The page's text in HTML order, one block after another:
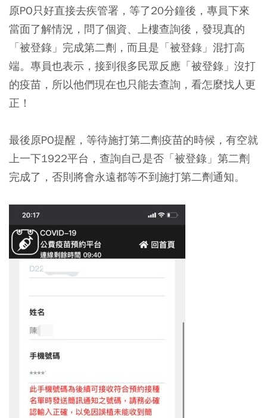
原PO只好直接去疾管署，等了20分鐘後，專員下來
當面了解情況，問了個資、上樓查詢後，發現真的
「被登錄」完成第二劑，而且是「被登錄」混打高
端。專員也表示，接到很多民眾反應「被登錄」沒打
的疫苗，所以他們現在也只能去查詢，看怎麼找人更
正！
最後原PO提醒，等待施打第二劑疫苗的時候，有空就
上一下1922平台，查詢自己是否「被登錄」第二劑
完成了，否則將會永遠都等不到施打第二劑通知。